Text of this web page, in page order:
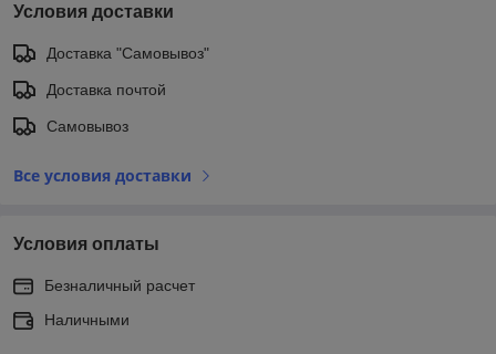
Условия доставки
Доставка "Самовывоз"
Доставка почтой
Самовывоз
Все условия доставки
Условия оплаты
Безналичный расчет
Наличными